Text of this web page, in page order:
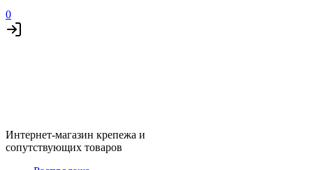
0
Интернет-магазин крепежа и
сопутствующих товаров